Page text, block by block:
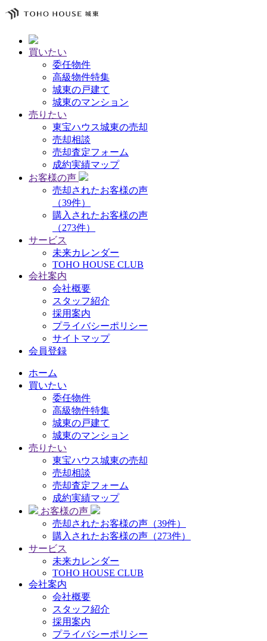
買いたい
委任物件
高級物件特集
城東の戸建て
城東のマンション
売りたい
東宝ハウス城東の売却
売却相談
売却査定フォーム
成約実績マップ
お客様の声
売却されたお客様の声
（39件）
購入されたお客様の声
（273件）
サービス
未来カレンダー
TOHO HOUSE CLUB
会社案内
会社概要
スタッフ紹介
採用案内
プライバシーポリシー
サイトマップ
会員登録
ホーム
買いたい
委任物件
高級物件特集
城東の戸建て
城東のマンション
売りたい
東宝ハウス城東の売却
売却相談
売却査定フォーム
成約実績マップ
お客様の声
売却されたお客様の声（39件）
購入されたお客様の声（273件）
サービス
未来カレンダー
TOHO HOUSE CLUB
会社案内
会社概要
スタッフ紹介
採用案内
プライバシーポリシー